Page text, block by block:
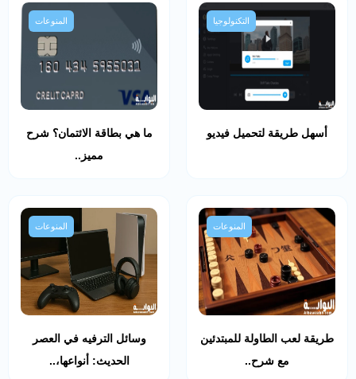
التكنولوجيا
أسهل طريقة لتحميل فيديو
المنوعات
ما هي بطاقة الائتمان؟ شرح
مميز..
المنوعات
طريقة لعب الطاولة للمبتدئين
مع شرح..
المنوعات
وسائل الترفيه في العصر
الحديث: أنواعها،..